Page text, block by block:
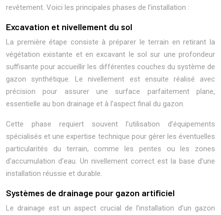
revêtement. Voici les principales phases de l’installation :
Excavation et nivellement du sol
La première étape consiste à préparer le terrain en retirant la
végétation existante et en excavant le sol sur une profondeur
suffisante pour accueillir les différentes couches du système de
gazon synthétique. Le nivellement est ensuite réalisé avec
précision pour assurer une surface parfaitement plane,
essentielle au bon drainage et à l’aspect final du gazon.
Cette phase requiert souvent l’utilisation d’équipements
spécialisés et une expertise technique pour gérer les éventuelles
particularités du terrain, comme les pentes ou les zones
d’accumulation d’eau. Un nivellement correct est la base d’une
installation réussie et durable.
Systèmes de drainage pour gazon artificiel
Le drainage est un aspect crucial de l’installation d’un gazon